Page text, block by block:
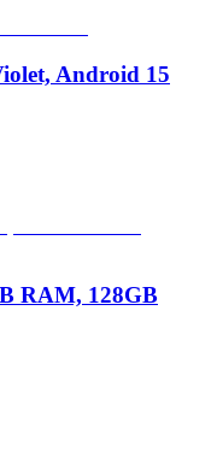
Android 15
RAM, 128GB